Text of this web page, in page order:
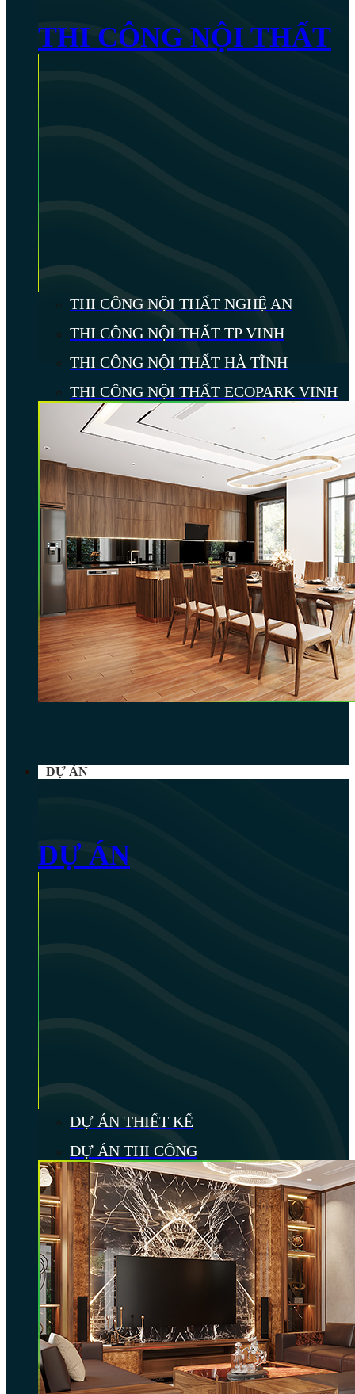
THI CÔNG NỘI THẤT
THI CÔNG NỘI THẤT NGHỆ AN
THI CÔNG NỘI THẤT TP VINH
THI CÔNG NỘI THẤT HÀ TĨNH
THI CÔNG NỘI THẤT ECOPARK VINH
DỰ ÁN
DỰ ÁN
DỰ ÁN THIẾT KẾ
DỰ ÁN THI CÔNG